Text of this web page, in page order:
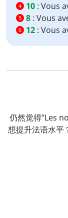
4 10 : Vous
5 8 : Vous
6 12 : Vous
仍然觉得“Les
想提升法语水平